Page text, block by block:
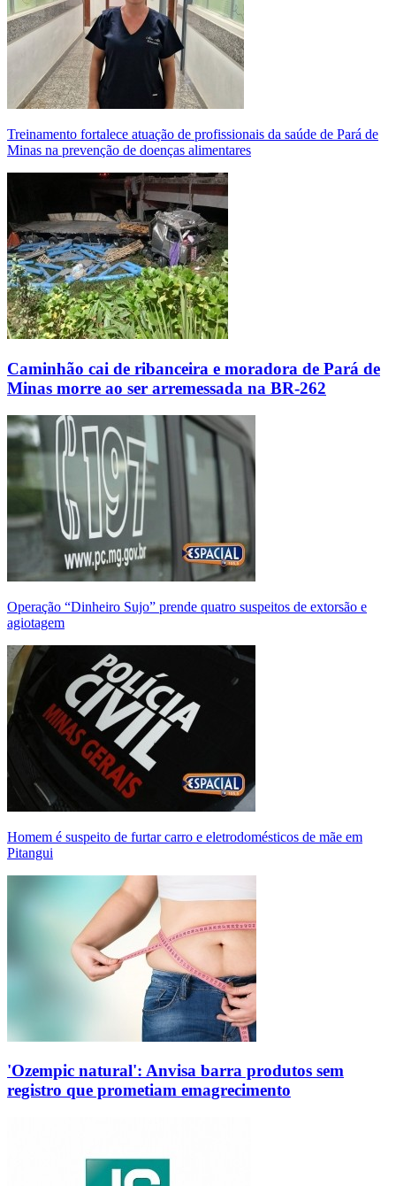
Treinamento fortalece atuação de profissionais da saúde de Pará de
Minas na prevenção de doenças alimentares
Caminhão cai de ribanceira e moradora de Pará de
Minas morre ao ser arremessada na BR-262
Operação “Dinheiro Sujo” prende quatro suspeitos de extorsão e
agiotagem
Homem é suspeito de furtar carro e eletrodomésticos de mãe em
Pitangui
'Ozempic natural': Anvisa barra produtos sem
registro que prometiam emagrecimento